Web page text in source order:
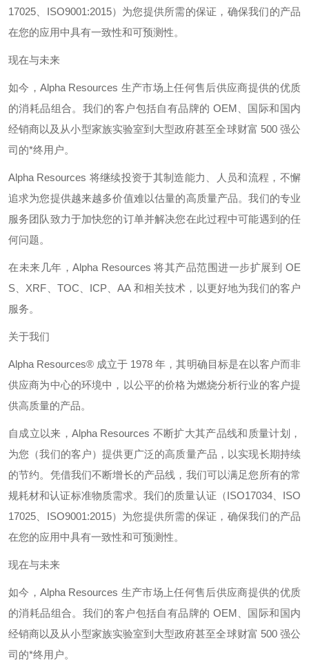
17025 ISO9001:2015）为您提供所需的保证，确保我们的产品
在您的应用中具有一致性和可预测性。
现在与未来
如今， Alpha Resources 生产市场上任何售后供应商提供的优质
的消耗品组合。我们的客户包括自有品牌的 OEM 、国际和国内
经销商以及从小型家族实验室到大型政府甚至全球财富 500 强公
司的*终用户。
Alpha Resources 将继续投资于其制造能力、人员和流程，不懈
追求为您提供越来越多价值难以估量的高质量产品。我们的专业
服务团队致力于加快您的订单并解决您在此过程中可能遇到的任
何问题。
在未来几年，Alpha Resources将其产品范围进一步扩展到OE
S
XRF TOC ICP 、AA 和相关技术，以更好地为我们的客户
服务。
关于我们
Alpha Resources® 成立于 1978年，其明确目标是在以客户而非
供应商为中心的环境中，以公平的价格为燃烧分析行业的客户提
供高质量的产品。
自成立以来， Alpha Resources 不断扩大其产品线和质量计划，
为您（我们的客户）提供更广泛的高质量产品，以实现长期持续
的节约。凭借我们不断增长的产品线，我们可以满足您所有的常
规耗材和认证标准物质需求。我们的质量认证（ISO17034、 ISO
17025
ISO9001:2015）为您提供所需的保证，确保我们的产品
在您的应用中具有一致性和可预测性。
现在与未来
如今， Alpha Resources 生产市场上任何售后供应商提供的优质
的消耗品组合。我们的客户包括自有品牌的 OEM 、国际和国内
经销商以及从小型家族实验室到大型政府甚至全球财富 500 强公
司的*终用户。